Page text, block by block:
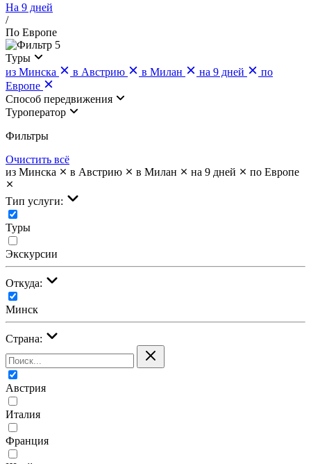
На 9 дней
/
По Европе
5
Туры
из Минска
в Австрию в Милан на 9 дней
по
Европе
Cпособ передвижения
Туроператор
Фильтры
Очистить всё
из Минска
в Австрию в Милан на 9 дней по Европе
Тип услуги:
Туры
Экскурсии
Откуда:
Минск
Страна:
Австрия
Италия
Франция